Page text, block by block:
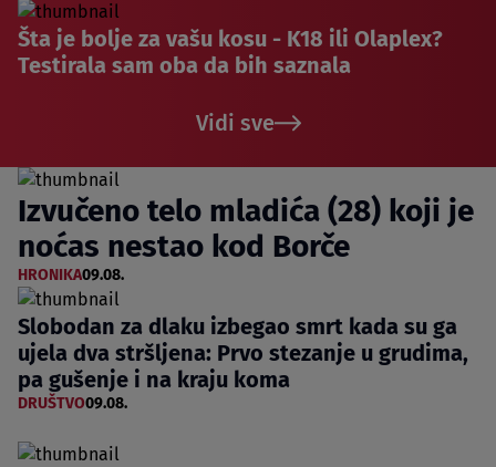
Šta je bolje za vašu kosu - K18 ili Olaplex?
Testirala sam oba da bih saznala
Vidi sve
Izvučeno telo mladića (28) koji je
noćas nestao kod Borče
HRONIKA09.08.
Slobodan za dlaku izbegao smrt kada su ga
ujela dva stršljena: Prvo stezanje u grudima,
pa gušenje i na kraju koma
DRUŠTVO09.08.